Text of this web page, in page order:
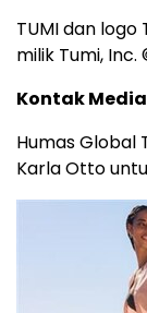
TUMI dan
milik Tumi, Inc.
Kontak Media
Humas Global
Karla Otto